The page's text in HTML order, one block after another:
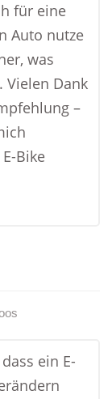
für eine
Auto nutze
was
Vielen Dank
–
Bike
ein E-